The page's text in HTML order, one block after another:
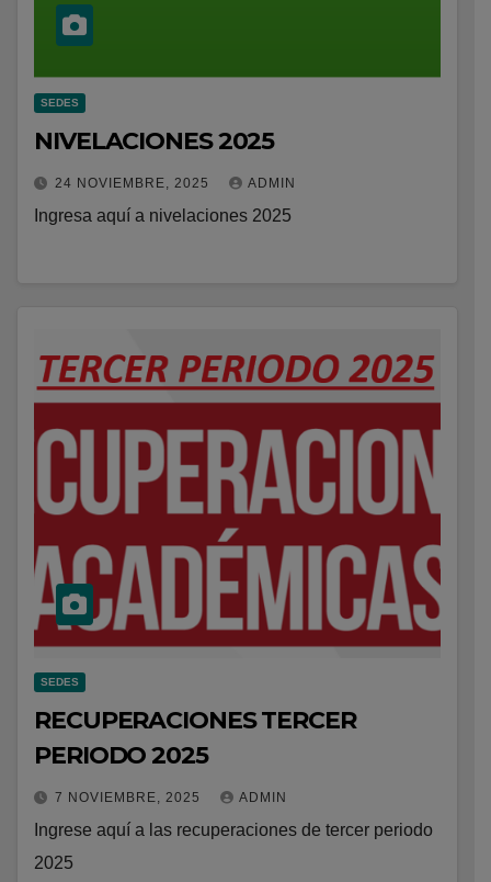
SEDES
NIVELACIONES 2025
24 NOVIEMBRE, 2025 ADMIN
Ingresa aquí a nivelaciones 2025
SEDES
RECUPERACIONES TERCER
PERIODO 2025
7 NOVIEMBRE, 2025 ADMIN
Ingrese aquí a las recuperaciones de tercer periodo
2025